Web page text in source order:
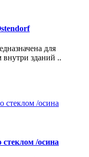
для
внутри зданий ..
/осина